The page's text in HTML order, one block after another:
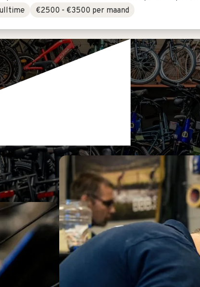
€2500 - €3500 per maand